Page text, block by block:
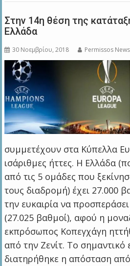
Στην 14η θέση της
Ελλάδα
30 Νοεμβρίου, 2018 Permissos
συμμετέχουν στα Κύπελλα
ισάριθμες ήττες. Η Ελλάδα
από τις 5 ομάδες που
τους διαδρομή) έχει 27.000
την ευκαιρία να
(27.025 βαθμοί), αφού η
εκπρόσωπος Κοπεγχάγη
από την Ζενίτ. Το σημαντικό
διατηρήθηκε η απόσταση